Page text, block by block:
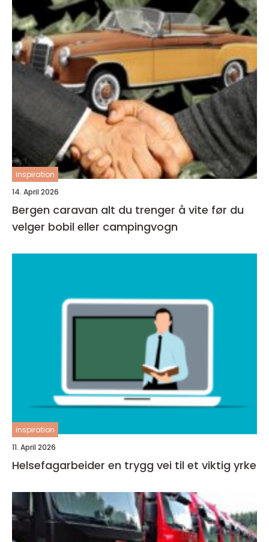
inspiration
14. April 2026
Bergen caravan alt du trenger å vite før du
velger bobil eller campingvogn
inspiration
11. April 2026
Helsefagarbeider en trygg vei til et viktig yrke